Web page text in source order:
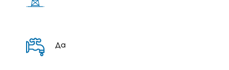
Да